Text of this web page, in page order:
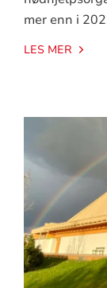
mer enn i
LES MER